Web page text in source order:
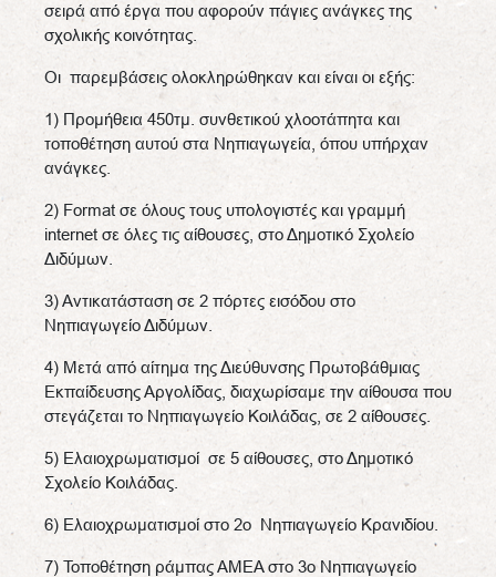
σειρά από έργα που αφορούν πάγιες ανάγκες της
σχολικής κοινότητας.
Οι παρεμβάσεις ολοκληρώθηκαν και είναι οι εξής:
1) Προμήθεια 450τμ. συνθετικού χλοοτάπητα και
τοποθέτηση αυτού στα Νηπιαγωγεία, όπου υπήρχαν
ανάγκες.
2) Format σε όλους τους υπολογιστές και γραμμή
internet σε όλες τις αίθουσες, στο Δημοτικό Σχολείο
Διδύμων.
3) Αντικατάσταση σε 2 πόρτες εισόδου στο
Νηπιαγωγείο Διδύμων.
4) Μετά από αίτημα της Διεύθυνσης Πρωτοβάθμιας
Εκπαίδευσης Αργολίδας, διαχωρίσαμε την αίθουσα που
στεγάζεται το Νηπιαγωγείο Κοιλάδας, σε 2 αίθουσες.
5) Ελαιοχρωματισμοί σε 5 αίθουσες, στο Δημοτικό
Σχολείο Κοιλάδας.
6) Ελαιοχρωματισμοί στο 2ο Νηπιαγωγείο Κρανιδίου.
7) Τοποθέτηση ράμπας ΑΜΕΑ στο 3ο Νηπιαγωγείο